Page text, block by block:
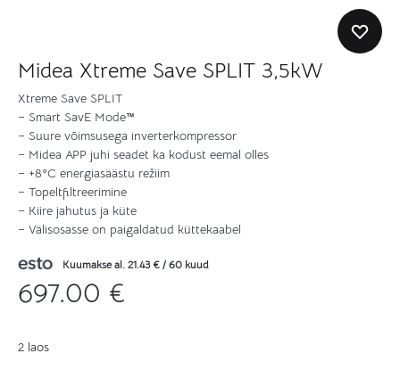
Midea Xtreme Save SPLIT 3,5kW
Xtreme Save SPLIT
– Smart SavE Mode™
– Suure võimsusega inverterkompressor
– Midea APP juhi seadet ka kodust eemal olles
– +8°C energiasäästu režiim
– Topeltfiltreerimine
– Kiire jahutus ja küte
– Välisosasse on paigaldatud küttekaabel
Kuumakse al. 21.43 €/ 60 kuud
697.00 €
2 laos